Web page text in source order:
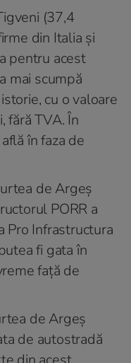
(37,4
din Italia și
pentru acest
mai scumpă
cu o valoare
fără TVA. În
în faza de
de Argeș
PORR a
Pro Infrastructura
fi gata în
față de
de Argeș
de autostradă